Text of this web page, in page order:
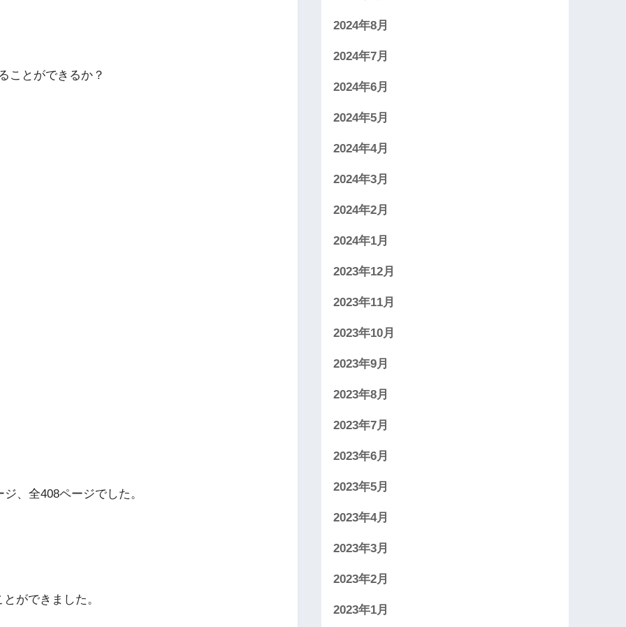
ことができるか？
、全408ページでした。
ができました。
2024年8月
2024年7月
2024年6月
2024年5月
2024年4月
2024年3月
2024年2月
2024年1月
2023年12月
2023年11月
2023年10月
2023年9月
2023年8月
2023年7月
2023年6月
2023年5月
2023年4月
2023年3月
2023年2月
2023年1月